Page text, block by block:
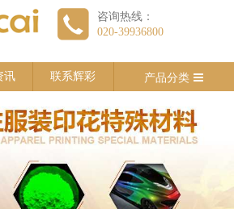
咨询热线：
020-39936800
讯 联系辉彩 产品分类